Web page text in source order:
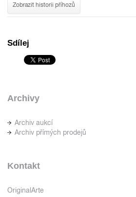
Zobrazit historii příhozů
Sdílej
Archivy
Archiv aukcí
Archiv přímých prodejů
Kontakt
OriginalArte